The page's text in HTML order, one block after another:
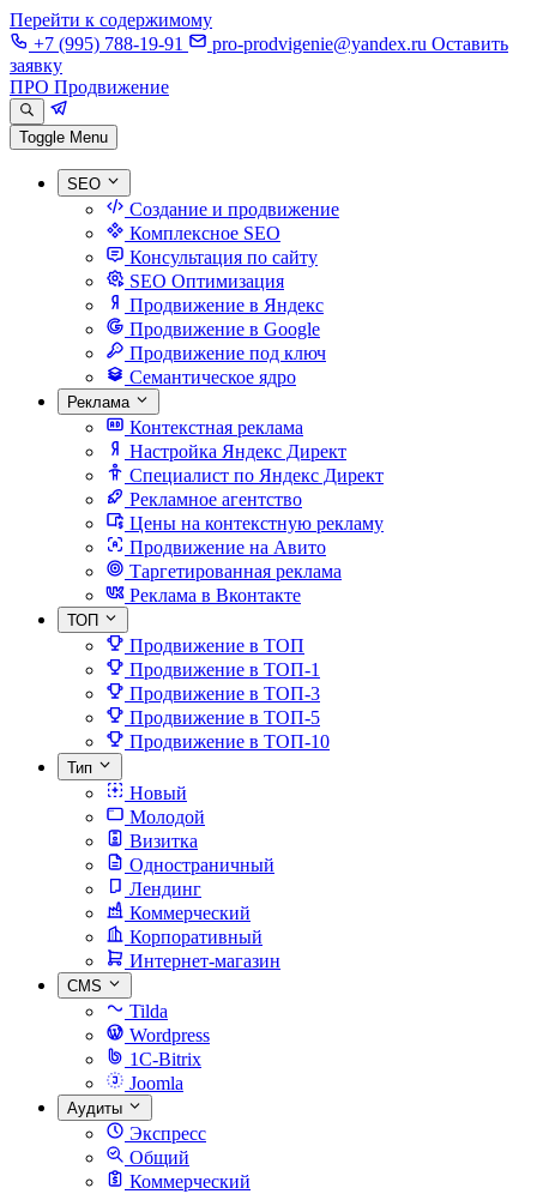
Перейти к содержимому
+7 (995) 788-19-91
pro-prodvigenie@yandex.ru Оставить
заявку
ПРО Продвижение
Toggle Menu
SEO
Создание и продвижение
Комплексное SEO
Консультация по сайту
SEO Оптимизация
Продвижение в Яндекс
Продвижение в Google
Продвижение под ключ
Семантическое ядро
Реклама
Контекстная реклама
Настройка Яндекс Директ
Специалист по Яндекс Директ
Рекламное агентство
Цены на контекстную рекламу
Продвижение на Авито
Таргетированная реклама
Реклама в Вконтакте
ТОП
Продвижение в ТОП
Продвижение в ТОП-1
Продвижение в ТОП-3
Продвижение в ТОП-5
Продвижение в ТОП-10
Тип
Новый
Молодой
Визитка
Одностраничный
Лендинг
Коммерческий
Корпоративный
Интернет-магазин
CMS
Tilda
Wordpress
1C-Bitrix
Joomla
Аудиты
Экспресс
Общий
Коммерческий